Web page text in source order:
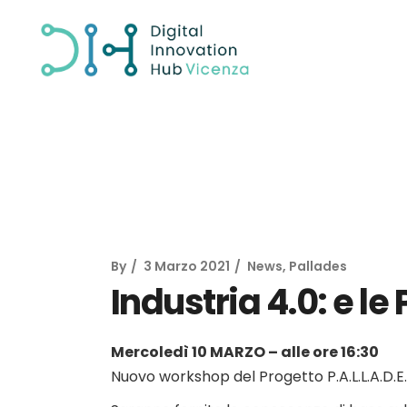
By 3 Marzo 2021 News, Pallades
Industria 4.0: e le
Mercoledì 10 MARZO – alle ore 16:30
Nuovo workshop del Progetto